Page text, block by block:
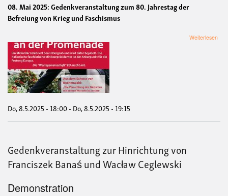
08. Mai 2025: Gedenkveranstaltung zum 80. Jahrestag der
Befreiung von Krieg und Faschismus
Weiterlesen
Do, 8.5.2025 - 18:00- Do, 8.5.2025 - 19:15
Gedenkveranstaltung zur Hinrichtung von
Franciszek Banaś und Wacław Ceglewski
Demonstration